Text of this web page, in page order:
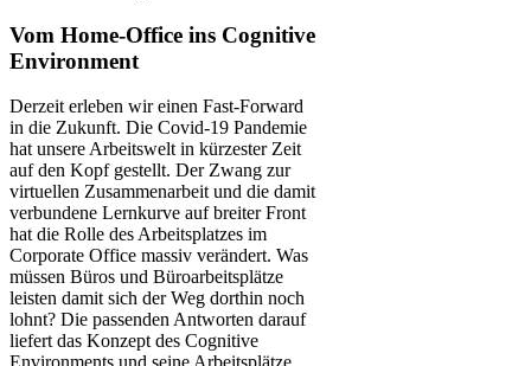
Vom Home-Office ins Cognitive
Environment
Derzeit erleben wir einen Fast-Forward
in die Zukunft. Die Covid-19 Pandemie
hat unsere Arbeitswelt in kürzester Zeit
auf den Kopf gestellt. Der Zwang zur
virtuellen Zusammenarbeit und die damit
verbundene Lernkurve auf breiter Front
hat die Rolle des Arbeitsplatzes im
Corporate Office massiv verändert. Was
müssen Büros und Büroarbeitsplätze
leisten damit sich der Weg dorthin noch
lohnt? Die passenden Antworten darauf
liefert das Konzept des Cognitive